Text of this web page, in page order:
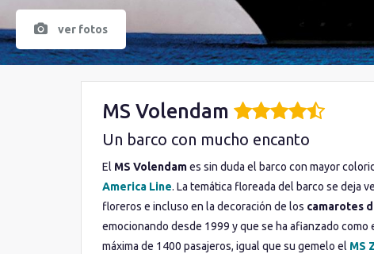
ver fotos
MS Volendam
Un barco con mucho encanto
El MS Volendames sin duda el barco con mayor
America Line. La temática floreada del barco se deja
floreros e incluso en la decoración de los camarotes
emocionando desde 1999 y que se ha afianzado como
máxima de 1400 pasajeros, igual que su gemelo el MS